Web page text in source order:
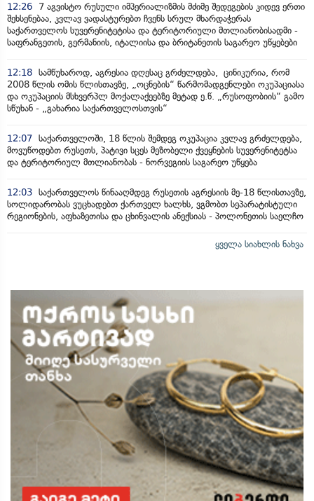
12:26
7 აგვისტო რუსული იმპერიალიზმის მძიმე შედეგების კიდევ ერთი
შეხსენებაა, კვლავ ვადასტურებთ ჩვენს სრულ მხარდაჭერას
საქართველოს სუვერენიტეტისა და ტერიტორიული მთლიანობისადმი -
საფრანგეთის, გერმანიის, იტალიისა და ბრიტანეთის საგარეო უწყებები
12:18 სამწუხაროდ, აგრესია დღესაც გრძელდება, ცინიკურია, რომ
2008 წლის ომის წლისთავზე, „ოცნების“ წარმომადგენლები ოკუპაციასა
და ოკუპაციის მსხვერპლ მოქალაქეებზე მეტად ე.წ. „რუსოფობიის“ გამო
სწუხან - „გახარია საქართველოსთვის“
12:07 საქართველოში, 18 წლის შემდეგ ოკუპაცია კვლავ გრძელდება,
მოვუწოდებთ რუსეთს, პატივი სცეს მეზობელი ქვეყნების სუვერენიტეტსა
და ტერიტორიულ მთლიანობას - ნორვეგიის საგარეო უწყება
12:03 საქართველოს წინააღმდეგ რუსეთის აგრესიის მე-18 წლისთავზე,
სოლიდარობას ვუცხადებთ ქართველ ხალხს, ვგმობთ სეპარატისტული
რეგიონების, აფხაზეთისა და ცხინვალის ანექსიას - პოლონეთის საელჩო
ყველა სიახლის ნახვა